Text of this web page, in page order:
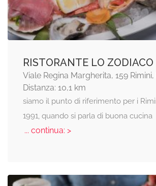
RISTORANTE LO ZODIACO
Viale Regina Margherita, 159 Rimini,
Distanza: 10,1 km
siamo il punto di riferimento per i
1991, quando si parla di buona cucina
... continua: >